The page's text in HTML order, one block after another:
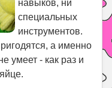
навыков, ни
специальных
инструментов.
а именно
умеет - как раз и